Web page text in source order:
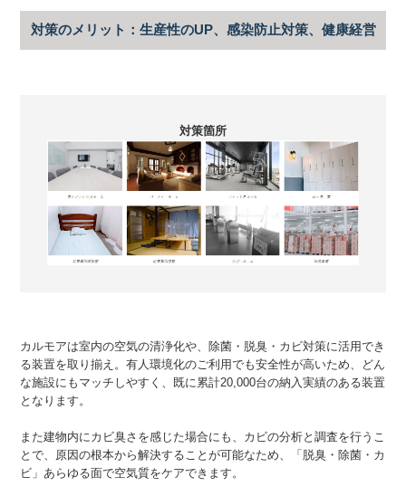
対策のメリット：生産性のUP、感染防止対策、健康経営
対策箇所
カルモアは室内の空気の清浄化や、除菌・脱臭・カビ対策に活用でき
る装置を取り揃え。有人環境化のご利用でも安全性が高いため、どん
な施設にもマッチしやすく、既に累計20,000台の納入実績のある装置
となります。
また建物内にカビ臭さを感じた場合にも、カビの分析と調査を行うこ
とで、原因の根本から解決することが可能なため、「脱臭・除菌・カ
ビ」あらゆる面で空気質をケアできます。